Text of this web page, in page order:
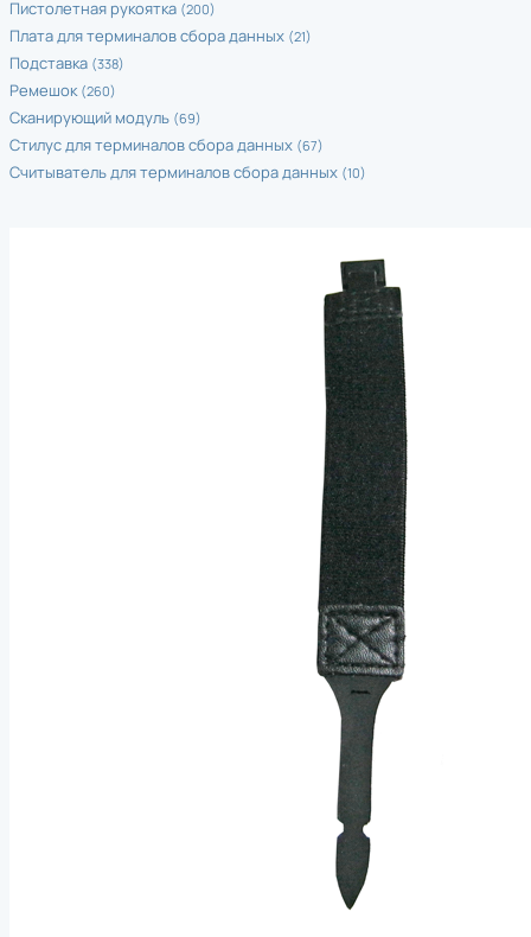
Пистолетная рукоятка (200)
Плата для терминалов сбора данных (21)
Подставка (338)
Ремешок (260)
Сканирующий модуль (69)
Стилус для терминалов сбора данных (67)
Считыватель для терминалов сбора данных (10)